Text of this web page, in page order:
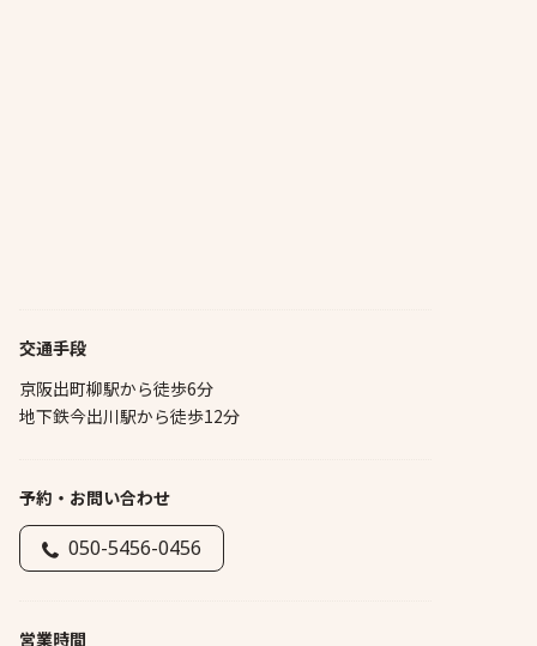
交通手段
京阪出町柳駅から徒歩6分
地下鉄今出川駅から徒歩12分
予約・お問い合わせ
050-5456-0456
営業時間